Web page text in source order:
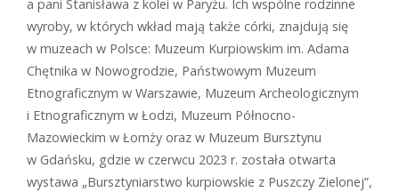
a pani Stanisława z kolei w Paryżu. Ich wspólne rodzinne
wyroby, w których wkład mają także córki, znajdują się
w muzeach w Polsce: Muzeum Kurpiowskim im. Adama
Chętnika w Nowogrodzie, Państwowym Muzeum
Etnograficznym w Warszawie, Muzeum Archeologicznym
i Etnograficznym w Łodzi, Muzeum Północno­-
Mazowieckim w Łomży oraz w Muzeum Bursztynu
w Gdańsku, gdzie w czerwcu 2023 r. została otwarta
wystawa „Bursztyniarstwo kurpiowskie z Puszczy Zielonej”,